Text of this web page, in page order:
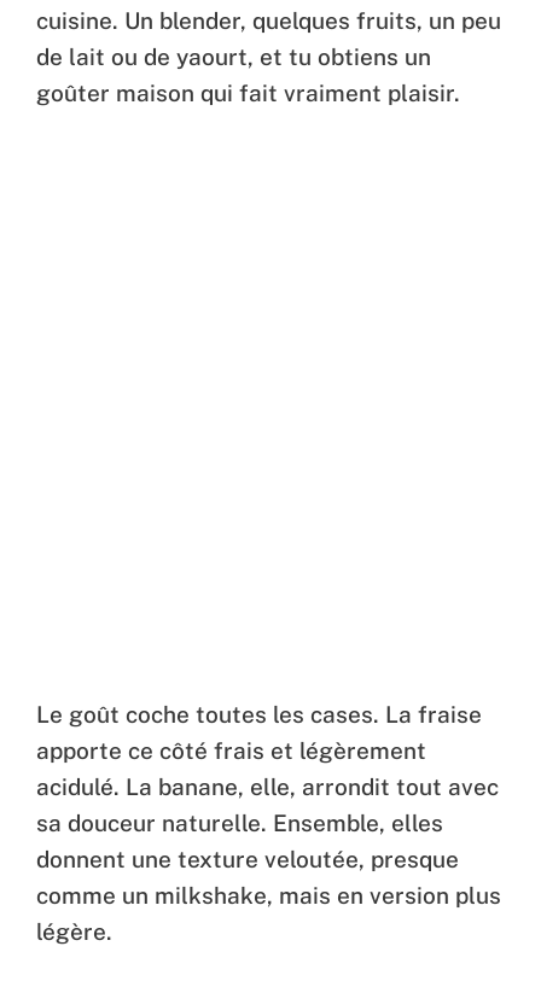
cuisine. Un blender, quelques fruits, un peu
de lait ou de yaourt, et tu obtiens un
goûter maison qui fait vraiment plaisir.
Le goût coche toutes les cases. La fraise
apporte ce côté frais et légèrement
acidulé. La banane, elle, arrondit tout avec
sa douceur naturelle. Ensemble, elles
donnent une texture veloutée, presque
comme un milkshake, mais en version plus
légère.